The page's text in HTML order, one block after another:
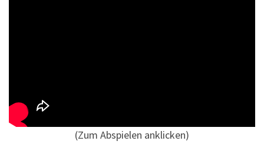
(Zum Abspielen anklicken)